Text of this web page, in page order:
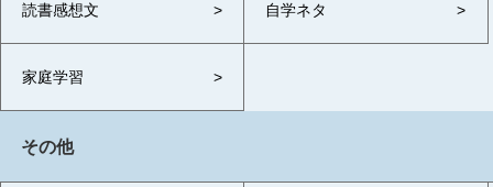
読書感想文 自学ネタ
家庭学習
その他